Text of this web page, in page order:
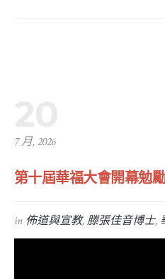
7 月, 2026
第十屆華福大會開幕勉勵
in 佈道與宣教,滕張佳音博士,